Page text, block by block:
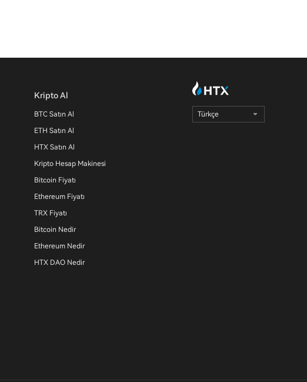
Kripto Al
BTC Satın Al
ETH Satın Al
HTX Satın Al
Kripto Hesap Makinesi
Bitcoin Fiyatı
Ethereum Fiyatı
TRX Fiyatı
Bitcoin Nedir
Ethereum Nedir
HTX DAO Nedir
Türkçe